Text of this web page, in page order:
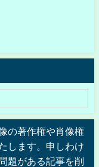
の著作権や肖像権
します。申しわけ
題がある記事を削